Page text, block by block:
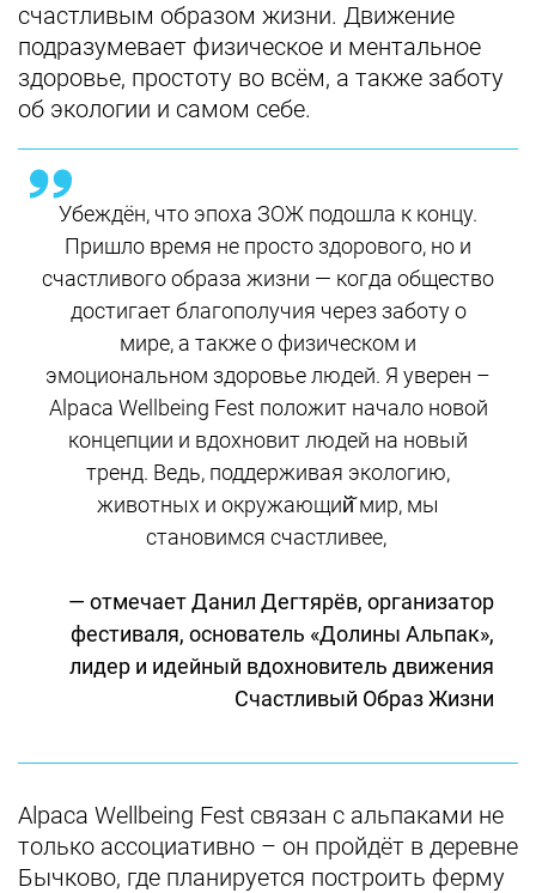
счастливым образом жизни. Движение
подразумевает физическое и ментальное
здоровье, простоту во всём, а также заботу
об экологии и самом себе.
Убеждён, что эпоха ЗОЖ подошла к концу.
Пришло время не просто здорового, но и
счастливого образа жизни — когда общество
достигает благополучия через заботу о
мире, а также о физическом и
эмоциональном здоровье людей. Я уверен –
Alpaca Wellbeing Fest положит начало новой
концепции и вдохновит людей на новый
тренд. Ведь, поддерживая экологию,
животных и окружающий̆ мир, мы
становимся счастливее,
— отмечает Данил Дегтярёв, организатор
фестиваля, основатель «Долины Альпак»,
лидер и идейный вдохновитель движения
Счастливый Образ Жизни
Alpaca Wellbeing Fest связан с альпаками не
только ассоциативно – он пройдёт в деревне
Бычково, где планируется построить ферму